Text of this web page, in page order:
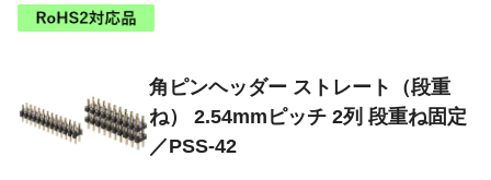
シリーズから探す
ログイン
注文・見積りについて
角ピンヘッダー ストレート（段重
ね） 2.54mmピッチ 2列 段重ね固定
／PSS-42